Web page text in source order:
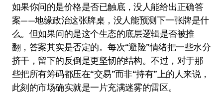
如果你问的是价格是否已触底，没人能给出正确答
案——地缘政治这张牌桌，没人能预测下一张牌是什
么。但如果问的是这个生态的底层逻辑是否被推
翻，答案其实是否定的。每次“避险”情绪把一些水分
挤干，留下的反倒是更坚韧的结构。不过，对于那
些把所有筹码都压在“交易”而非“持有”上的人来说，
此刻的市场确实就是一片充满迷雾的雷区。